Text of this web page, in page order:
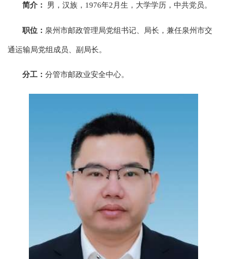
简介： 男，汉族，1976年2月生，大学学历，中共党员。
职位： 泉州市邮政管理局党组书记、局长，兼任泉州市交
通运输局党组成员、副局长。
分工： 分管市邮政业安全中心。